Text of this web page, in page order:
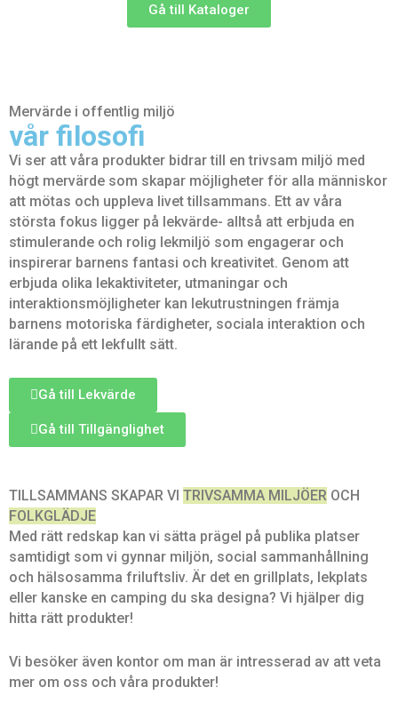
Gå till Kataloger
Mervärde i offentlig miljö
vår filosofi
Vi ser att våra produkter bidrar till en trivsam miljö med
högt mervärde som skapar möjligheter för alla människor
att mötas och uppleva livet tillsammans. Ett av våra
största fokus ligger på lekvärde- alltså att erbjuda en
stimulerande och rolig lekmiljö som engagerar och
inspirerar barnens fantasi och kreativitet. Genom att
erbjuda olika lekaktiviteter, utmaningar och
interaktionsmöjligheter kan lekutrustningen främja
barnens motoriska färdigheter, sociala interaktion och
lärande på ett lekfullt sätt.
Gå till Lekvärde
Gå till Tillgänglighet
TILLSAMMANS SKAPAR VI TRIVSAMMA MILJÖER OCH
FOLKGLÄDJE
Med rätt redskap kan vi sätta prägel på publika platser
samtidigt som vi gynnar miljön, social sammanhållning
och hälsosamma friluftsliv. Är det en grillplats, lekplats
eller kanske en camping du ska designa? Vi hjälper dig
hitta rätt produkter!
Vi besöker även kontor om man är intresserad av att veta
mer om oss och våra produkter!